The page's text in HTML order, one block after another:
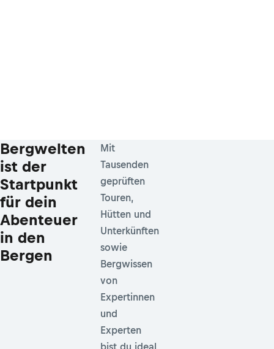
Bergwelten
ist der
Startpunkt
für dein
Abenteuer
in den
Bergen
Mit
Tausenden
geprüften
Touren,
Hütten und
Unterkünften
sowie
Bergwissen
von
Expertinnen
und
Experten
bist du ideal